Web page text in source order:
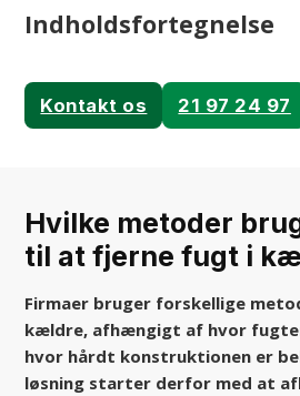
Indholdsfortegnelse
Kontakt os 21 97 24 97
Hvilke metoder
til at fjerne fugt i
Firmaer bruger forskellige
kældre, afhængigt af hvor
hvor hårdt konstruktionen er
løsning starter derfor med at